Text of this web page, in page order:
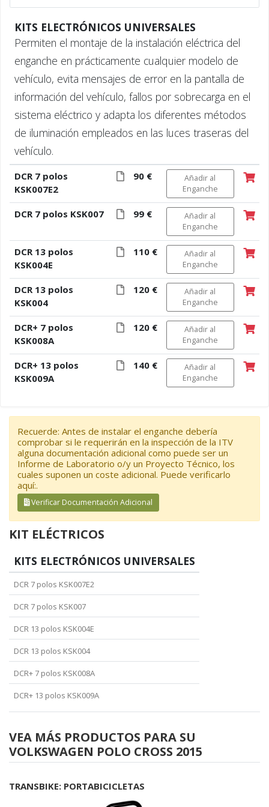
KITS ELECTRÓNICOS UNIVERSALES
Permiten el montaje de la instalación eléctrica del
enganche en prácticamente cualquier modelo de
vehículo, evita mensajes de error en la pantalla de
información del vehículo, fallos por sobrecarga en el
sistema eléctrico y adapta los diferentes métodos
de iluminación empleados en las luces traseras del
vehículo.
DCR 7 polos
KSK007E2
90 €
Añadir al
Enganche
DCR 7 polos KSK007 99 €
Añadir al
Enganche
DCR 13 polos
KSK004E
110 €
Añadir al
Enganche
DCR 13 polos
KSK004
120 €
Añadir al
Enganche
DCR+ 7 polos
KSK008A
120 €
Añadir al
Enganche
DCR+ 13 polos
KSK009A
140 €
Añadir al
Enganche
Recuerde: Antes de instalar el enganche debería
comprobar si le requerirán en la inspección de la ITV
alguna documentación adicional como puede ser un
Informe de Laboratorio o/y un Proyecto Técnico, los
cuales suponen un coste adicional. Puede verificarlo
aquí:.
Verificar Documentación Adicional
KIT ELÉCTRICOS
KITS ELECTRÓNICOS UNIVERSALES
DCR 7 polos KSK007E2
DCR 7 polos KSK007
DCR 13 polos KSK004E
DCR 13 polos KSK004
DCR+ 7 polos KSK008A
DCR+ 13 polos KSK009A
VEA MÁS PRODUCTOS PARA SU
VOLKSWAGEN POLO CROSS 2015
TRANSBIKE: PORTABICICLETAS